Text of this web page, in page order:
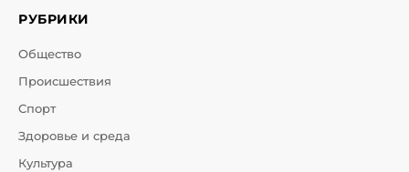
РУБРИКИ
Общество
Происшествия
Спорт
Здоровье и среда
Культура